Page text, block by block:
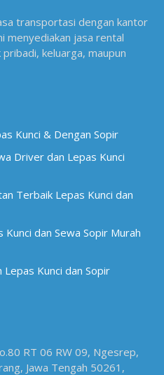
transportasi dengan kantor
menyediakan jasa rental
keluarga, maupun
Kunci & Dengan Sopir
Driver dan Lepas Kunci
Terbaik Lepas Kunci dan
dan Sewa Sopir Murah
Kunci dan Sopir
RT 06 RW 09, Ngesrep,
Jawa Tengah 50261,